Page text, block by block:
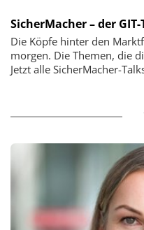
SicherMacher – der
Die Köpfe hinter den
morgen. Die Themen, die
Jetzt alle SicherMacher-